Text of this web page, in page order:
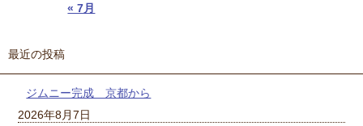
« 7月
最近の投稿
ジムニー完成 京都から
2026年8月7日